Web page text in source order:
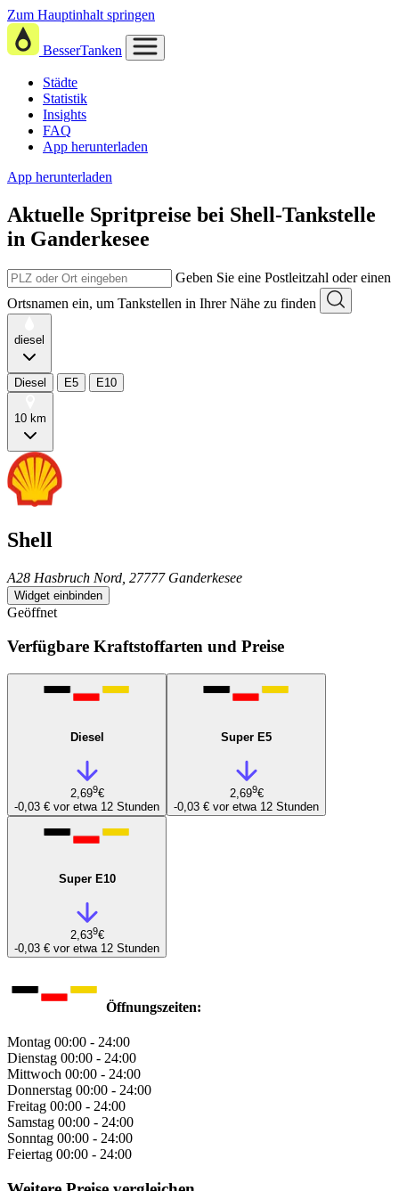
Zum Hauptinhalt springen
BesserTanken
Städte
Statistik
Insights
FAQ
App herunterladen
App herunterladen
Aktuelle Spritpreise bei Shell-Tankstelle
in Ganderkesee
Geben Sie eine Postleitzahl oder einen
Ortsnamen ein, um Tankstellen in Ihrer Nähe zu finden
diesel
Diesel E5 E10
10 km
Shell
A28 Hasbruch Nord, 27777 Ganderkesee
Widget einbinden
Geöffnet
Verfügbare Kraftstoffarten und Preise
Diesel
2,699€
-0,03 € vor etwa 12 Stunden
Super E5
2,699€
-0,03 € vor etwa 12 Stunden
Super E10
2,639€
-0,03 € vor etwa 12 Stunden
Öffnungszeiten:
Montag 00:00 - 24:00
Dienstag 00:00 - 24:00
Mittwoch 00:00 - 24:00
Donnerstag 00:00 - 24:00
Freitag 00:00 - 24:00
Samstag 00:00 - 24:00
Sonntag 00:00 - 24:00
Feiertag 00:00 - 24:00